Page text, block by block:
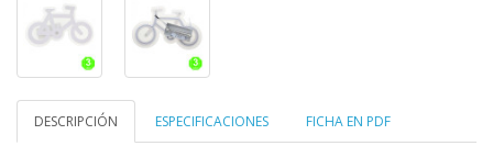
DESCRIPCIÓN ESPECIFICACIONES FICHA EN PDF